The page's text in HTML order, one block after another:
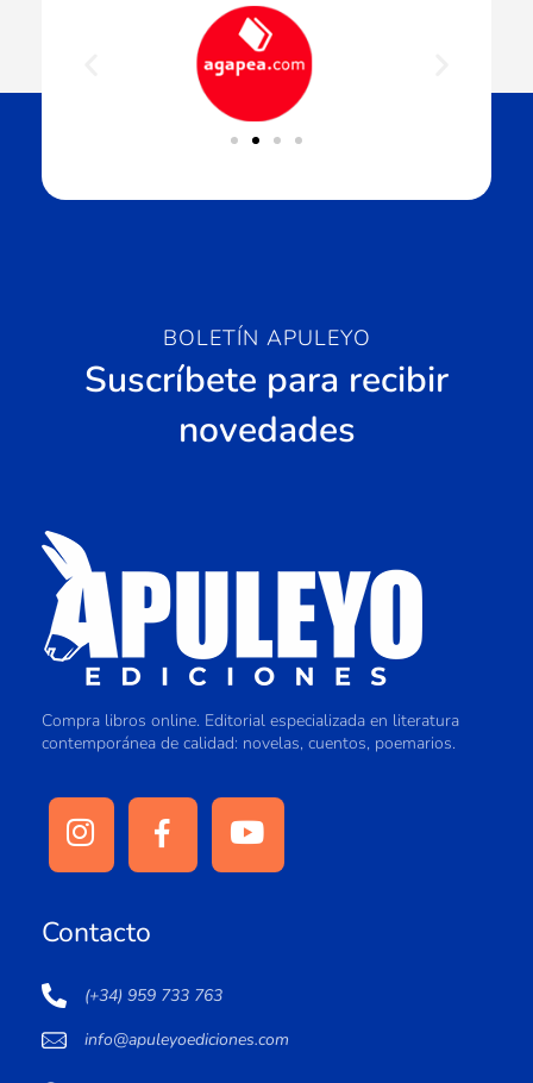
BOLETÍN APULEYO
Suscríbete para recibir
novedades
Compra libros online. Editorial especializada en literatura
contemporánea de calidad: novelas, cuentos, poemarios.
Contacto
(+34) 959 733 763
info@apuleyoediciones.com